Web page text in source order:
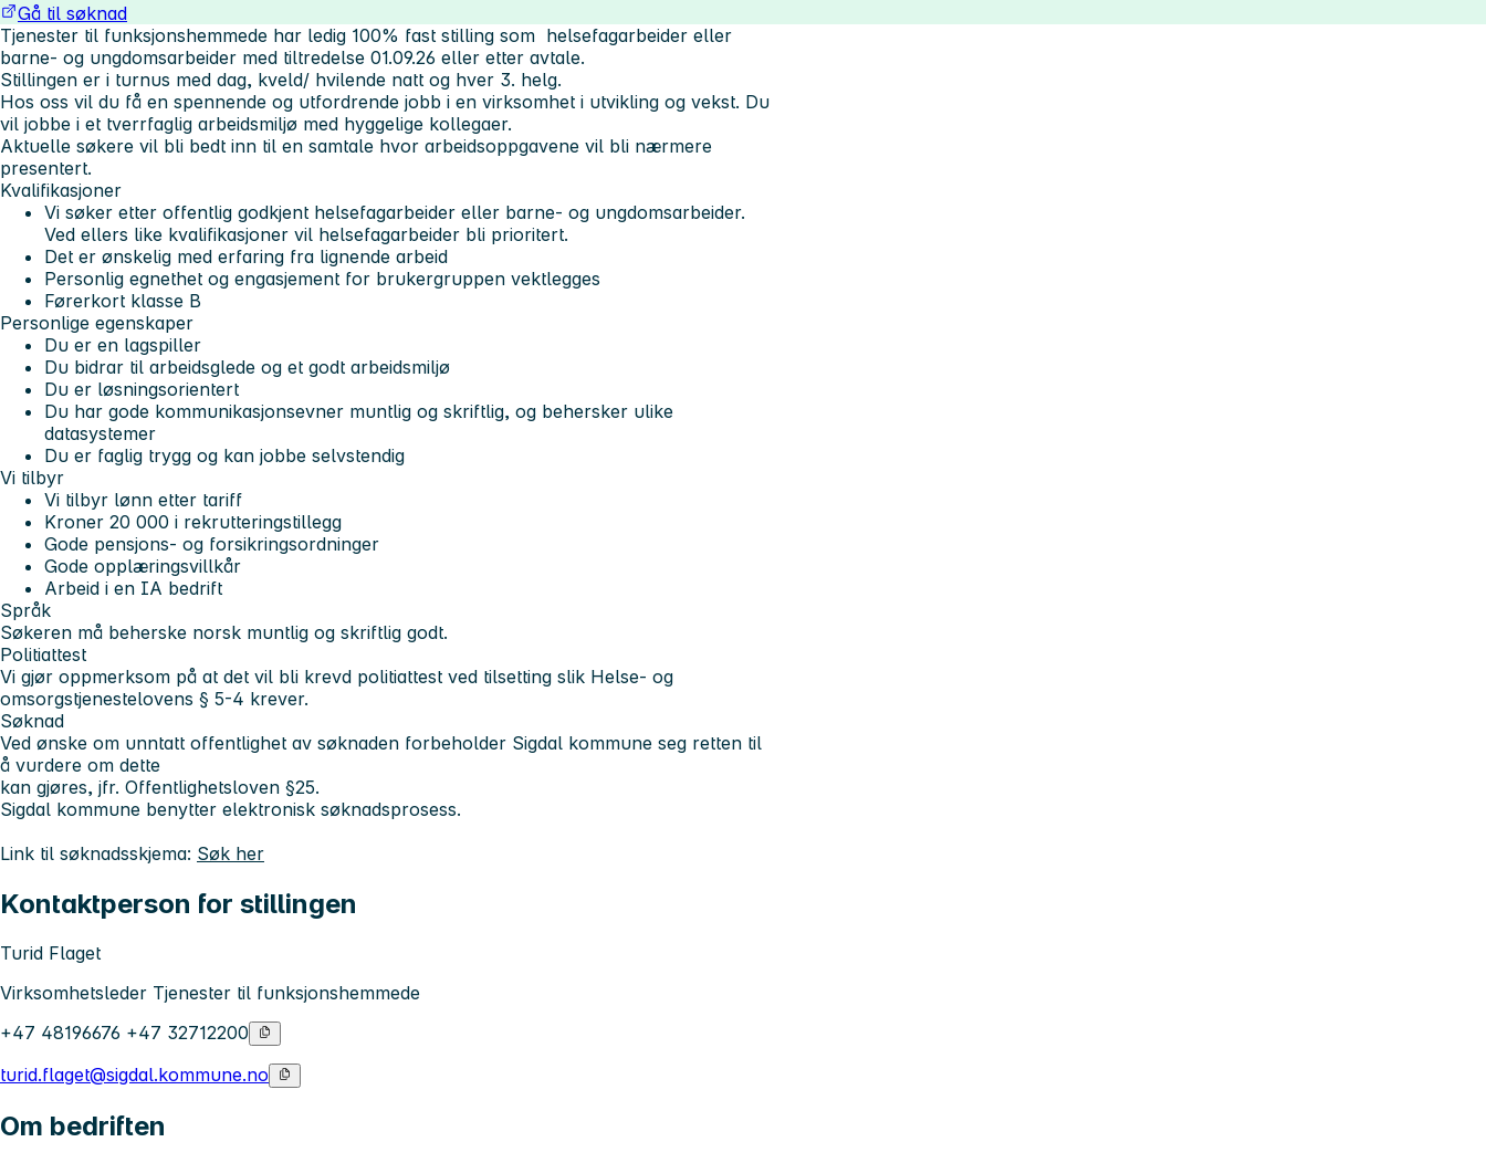
Gå til søknad
Tjenester til funksjonshemmede har ledig 100% fast stilling som helsefagarbeider eller
barne- og ungdomsarbeider med tiltredelse 01.09.26 eller etter avtale.
Stillingen er i turnus med dag, kveld/ hvilende natt og hver 3. helg.
Hos oss vil du få en spennende og utfordrende jobb i en virksomhet i utvikling og vekst. Du
vil jobbe i et tverrfaglig arbeidsmiljø med hyggelige kollegaer.
Aktuelle søkere vil bli bedt inn til en samtale hvor arbeidsoppgavene vil bli nærmere
presentert.
Kvalifikasjoner
Vi søker etter offentlig godkjent helsefagarbeider eller barne- og ungdomsarbeider.
Ved ellers like kvalifikasjoner vil helsefagarbeider bli prioritert.
Det er ønskelig med erfaring fra lignende arbeid
Personlig egnethet og engasjement for brukergruppen vektlegges
Førerkort klasse B
Personlige egenskaper
Du er en lagspiller
Du bidrar til arbeidsglede og et godt arbeidsmiljø
Du er løsningsorientert
Du har gode kommunikasjonsevner muntlig og skriftlig, og behersker ulike
datasystemer
Du er faglig trygg og kan jobbe selvstendig
Vi tilbyr
Vi tilbyr lønn etter tariff
Kroner 20 000 i rekrutteringstillegg
Gode pensjons- og forsikringsordninger
Gode opplæringsvillkår
Arbeid i en IA bedrift
Språk
Søkeren må beherske norsk muntlig og skriftlig godt.
Politiattest
Vi gjør oppmerksom på at det vil bli krevd politiattest ved tilsetting slik Helse- og
omsorgstjenestelovens § 5-4 krever.
Søknad
Ved ønske om unntatt offentlighet av søknaden forbeholder Sigdal kommune seg retten til
å vurdere om dette
kan gjøres, jfr. Offentlighetsloven §25.
Sigdal kommune benytter elektronisk søknadsprosess.
Link til søknadsskjema: Søk her
Kontaktperson for stillingen
Turid Flaget
Virksomhetsleder Tjenester til funksjonshemmede
+47 48196676 +47 32712200
turid.flaget@sigdal.kommune.no
Om bedriften